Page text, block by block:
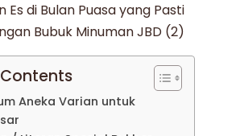
Es di Bulan Puasa yang Pasti
Bubuk Minuman JBD (2)
Aneka Varian untuk